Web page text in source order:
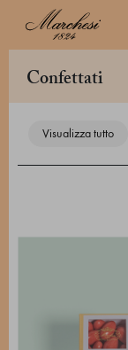
confettati
visualizza tutto